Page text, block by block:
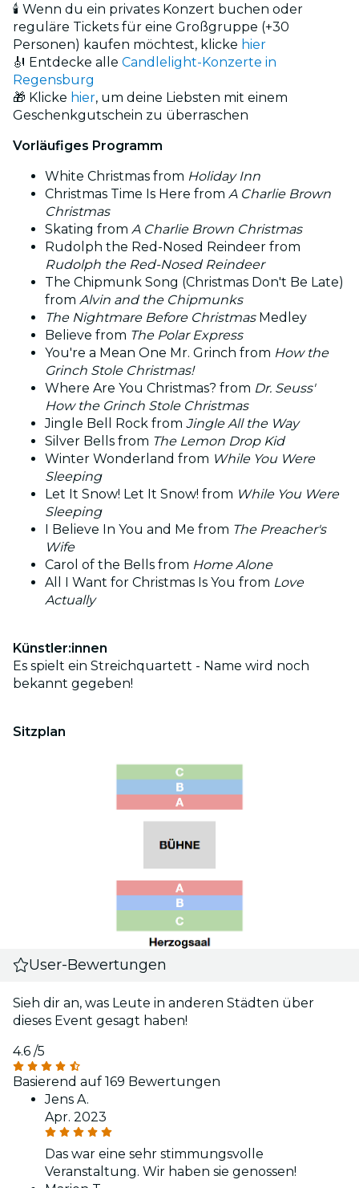
🕯️ Wenn du ein privates Konzert buchen oder
reguläre Tickets für eine Großgruppe (+30
Personen) kaufen möchtest, klicke hier
🎻 Entdecke alle Candlelight-Konzerte in
Regensburg
🎁 Klicke hier, um deine Liebsten mit einem
Geschenkgutschein zu überraschen
Vorläufiges Programm
White Christmas from Holiday Inn
Christmas Time Is Here from A Charlie Brown
Christmas
Skating from A Charlie Brown Christmas
Rudolph the Red-Nosed Reindeer from
Rudolph the Red-Nosed Reindeer
The Chipmunk Song (Christmas Don't Be Late)
from Alvin and the Chipmunks
The Nightmare Before ChristmasMedley
Believe from The Polar Express
You're a Mean One Mr. Grinch from How the
Grinch Stole Christmas!
Where Are You Christmas? from Dr. Seuss'
How the Grinch Stole Christmas
Jingle Bell Rock from Jingle All the Way
Silver Bells from The Lemon Drop Kid
Winter Wonderland from While You Were
Sleeping
Let It Snow! Let It Snow! from While You Were
Sleeping
I Believe In You and Me from The Preacher's
Wife
Carol of the Bells from Home Alone
All I Want for Christmas Is You from Love
Actually
Künstler:innen
Es spielt ein Streichquartett - Name wird noch
bekannt gegeben!
Sitzplan
User-Bewertungen
Sieh dir an, was Leute in anderen Städten über
dieses Event gesagt haben!
4.6 /5
Basierend auf 169 Bewertungen
Jens A.
Apr. 2023
Das war eine sehr stimmungsvolle
Veranstaltung. Wir haben sie genossen!